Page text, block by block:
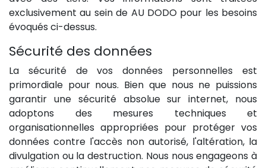
exclusivement au sein de AU DODO pour les besoins
évoqués ci-dessus.
Sécurité des données
La sécurité de vos données personnelles est
primordiale pour nous. Bien que nous ne puissions
garantir une sécurité absolue sur internet, nous
adoptons des mesures techniques et
organisationnelles appropriées pour protéger vos
données contre l'accès non autorisé, l'altération, la
divulgation ou la destruction. Nous nous engageons à